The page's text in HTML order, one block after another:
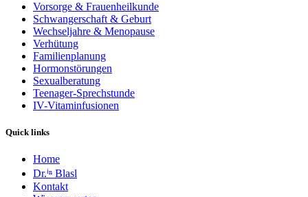
Vorsorge & Frauenheilkunde
Schwangerschaft & Geburt
Wechseljahre & Menopause
Verhütung
Familienplanung
Hormonstörungen
Sexualberatung
Teenager-Sprechstunde
IV-Vitaminfusionen
Quick links
Home
Dr.ⁱⁿ Blasl
Kontakt